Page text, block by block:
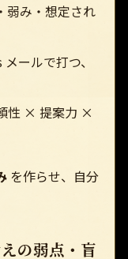
弱み・想定され
ールで打つ、
性 × 提案力 ×
を作らせ、自分
の弱点・盲